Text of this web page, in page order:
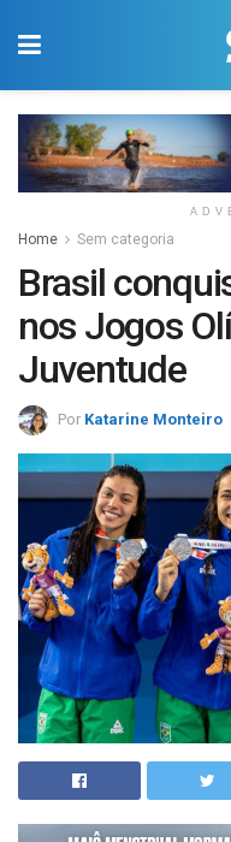
Home Sem categoria
Brasil
nos Jogos
Juventude
Por Katarine Monteiro